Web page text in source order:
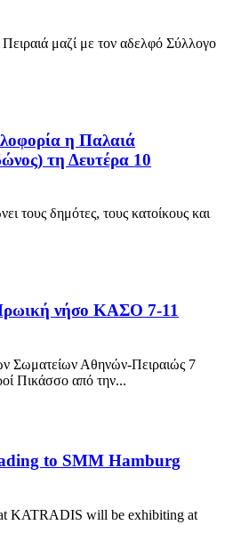
μαζί με τον αδελφό Σύλλογο
η Παλαιά
τη Δευτέρα 10
τους δημότες, τους κατοίκους και
νήσο ΚΑΣΟ 7-11
Σωματείων Αθηνών-Πειραιώς 7
Πικάσσο από την...
to SMM Hamburg
KATRADIS will be exhibiting at